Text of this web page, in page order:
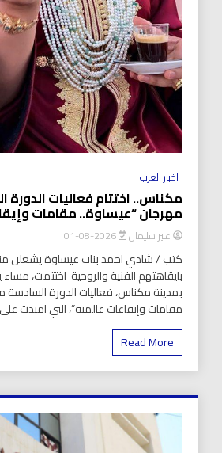
اخبار العرب
مكناس.. اختتام فعاليات
مهرجان “عيساوة.. مقامات
عبير سليمان 2026-08-01
كتب / شادي احمد بنات عيساوة يشعلن
بايقاهتهم الفنية والروحية اختتمت،
بمدينة مكناس، فعاليات الدورة
مقامات وإيقاعات عالمية”، التي امتدت
Read More